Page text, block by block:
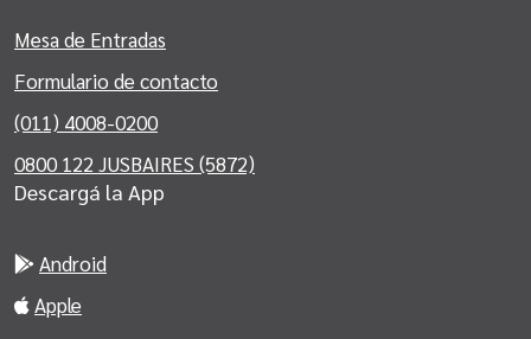
Mesa de Entradas
Formulario de contacto
(011) 4008-0200
0800 122 JUSBAIRES (5872)
Descargá la App
Android
Apple